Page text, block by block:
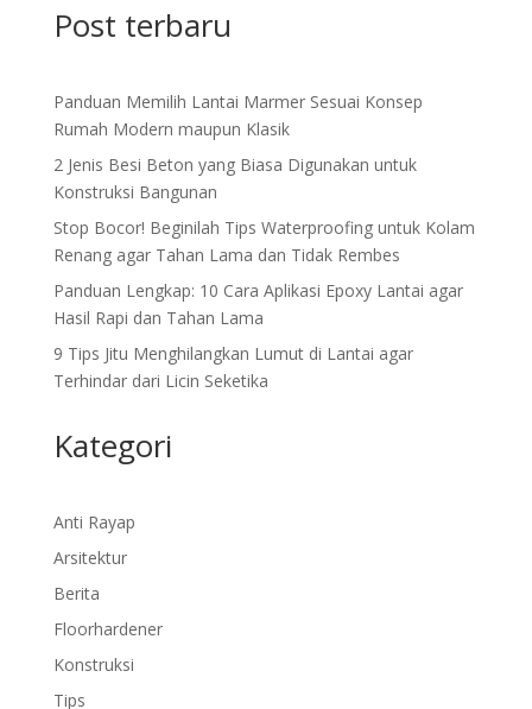
Post terbaru
Panduan Memilih Lantai Marmer Sesuai Konsep
Rumah Modern maupun Klasik
2 Jenis Besi Beton yang Biasa Digunakan untuk
Konstruksi Bangunan
Stop Bocor! Beginilah Tips Waterproofing untuk Kolam
Renang agar Tahan Lama dan Tidak Rembes
Panduan Lengkap: 10 Cara Aplikasi Epoxy Lantai agar
Hasil Rapi dan Tahan Lama
9 Tips Jitu Menghilangkan Lumut di Lantai agar
Terhindar dari Licin Seketika
Kategori
Anti Rayap
Arsitektur
Berita
Floorhardener
Konstruksi
Tips